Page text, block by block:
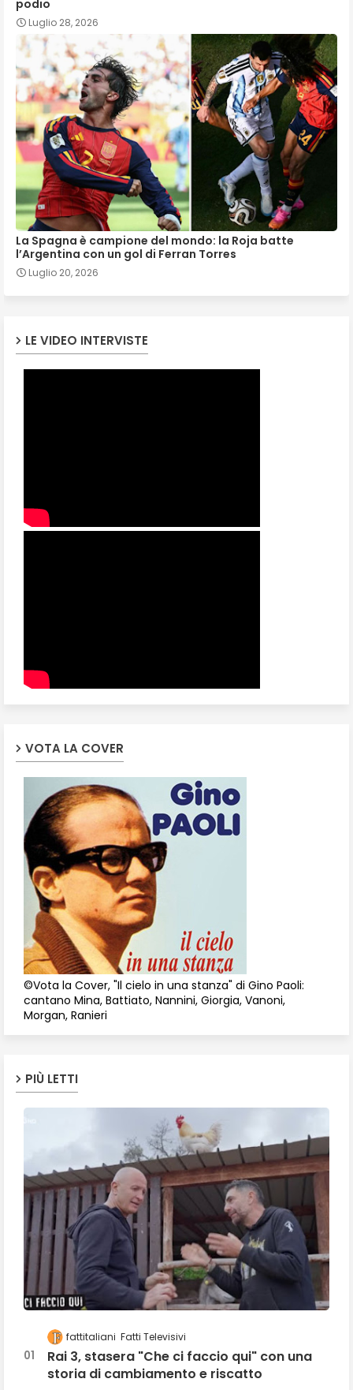
podio
Luglio 28, 2026
La Spagna è campione del mondo: la Roja batte
l’Argentina con un gol di Ferran Torres
Luglio 20, 2026
LE VIDEO INTERVISTE
VOTA LA COVER
©Vota la Cover, "Il cielo in una stanza" di Gino Paoli:
cantano Mina, Battiato, Nannini, Giorgia, Vanoni,
Morgan, Ranieri
PIÙ LETTI
fattitaliani Fatti Televisivi
Rai 3, stasera "Che ci faccio qui" con una
storia di cambiamento e riscatto